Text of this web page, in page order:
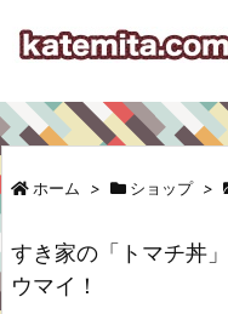
ホーム > ショップ >
すき家の「トマチ丼
ウマイ！